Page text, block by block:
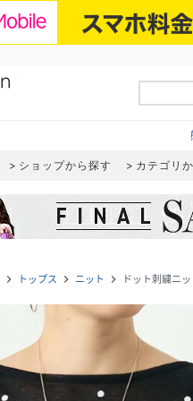
ショップから探す カテゴリ
navigate_next トップス navigate_next ニット navigate_next ドット刺繍ニッ